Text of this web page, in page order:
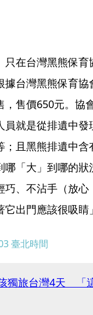
在台灣黑熊保
台灣黑熊保育
售價650元。協
就是從排遺中
；且黑熊排遺中
「大」到哪的
巧、不沾手（放
出門應該很吸睛
臺北時間
獨旅台灣4天 「